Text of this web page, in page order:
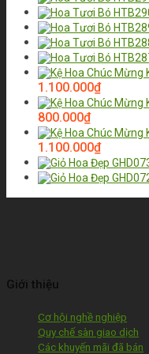
1.100.000₫
800.000₫
1.100.000₫
Giới thiệu
Cơ hội nghề nghiệp
Quy chế sàn giao dịch
Các khuyến mãi đã bán